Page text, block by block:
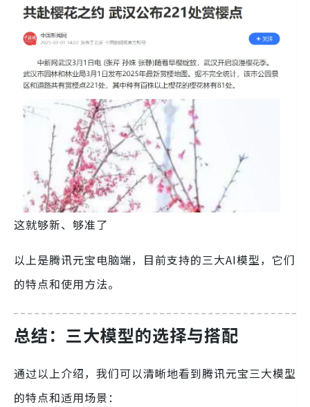
这就够新、够准了
以上是腾讯元宝电脑端，目前支持的三大AI模型，它们
的特点和使用方法。
总结：三大模型的选择与搭配
通过以上介绍，我们可以清晰地看到腾讯元宝三大模型
的特点和适用场景：